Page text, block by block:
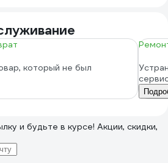
который не был
и будьте в курсе! Акции, скидки,